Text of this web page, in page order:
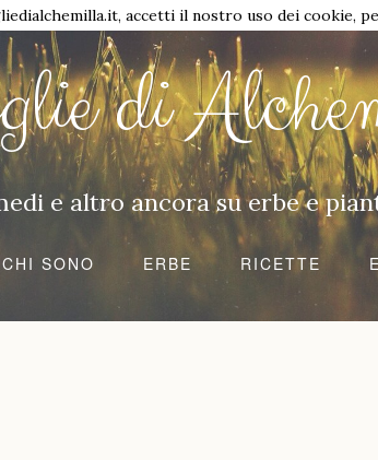
di
e altro ancora su erbe e
CHI SONO ERBE RICETTE
accetti il nostro uso dei cookie,